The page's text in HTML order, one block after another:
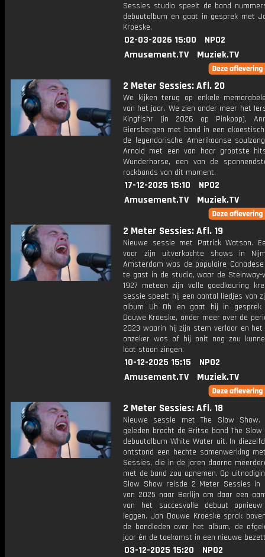
Sessies studio speelt de band
debuutalbum en gaat in gesprek met
Kroeske.
02-03-2026 15:00
NPO2
Amusement.TV
Muziek.TV
2 Meter Sessies: Afl. 20
We kijken terug op enkele
van het jaar. We zien onder meer het
Kingfishr (in 2026 op Pinkpop),
Giersbergen met band in een
de legendarische Amerikaanse
Arnold met een van haar grootste
Wunderhorse, een van de
rockbands van dit moment.
17-12-2025 15:10
NPO2
Amusement.TV
Muziek.TV
2 Meter Sessies: Afl. 19
Nieuwe sessie met Patrick Watson.
voor zijn uitverkochte shows in
Amsterdam was de populaire
te gast in de studio, waar de Steinway-
1927 meteen zijn volle goedkeuring
sessie speelt hij een aantal liedjes van
album Uh Oh en gaat hij in
Douwe Kroeske, onder meer over de
2023 waarin hij zijn stem verloor en
onzeker was of hij ooit nog zou
laat staan zingen.
10-12-2025 15:15
NPO2
Amusement.TV
Muziek.TV
2 Meter Sessies: Afl. 18
Nieuwe sessie met The Slow Show.
geleden bracht de Britse band The Slow
debuutalbum White Water uit. In
ontstond een hechte samenwerking
Sessies, die in de jaren daarna
met de band zou opnemen. Op
Slow Show reisde 2 Meter Sessies in
van 2025 naar Berlijn om daar een
van het succesvolle debuut
leggen. Jan Douwe Kroeske sprak
de bandleden over het album, de
jaar én de toekomst in een nieuwe
03-12-2025 15:20
NPO2